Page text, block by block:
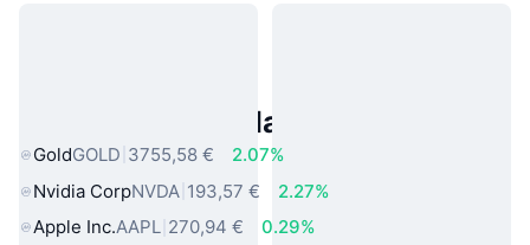
Asset reali popolari
GoldGOLD 3755,58 €
2.07%
Nvidia CorpNVDA 193,57 €
2.27%
Apple Inc.AAPL 270,94 €
0.29%